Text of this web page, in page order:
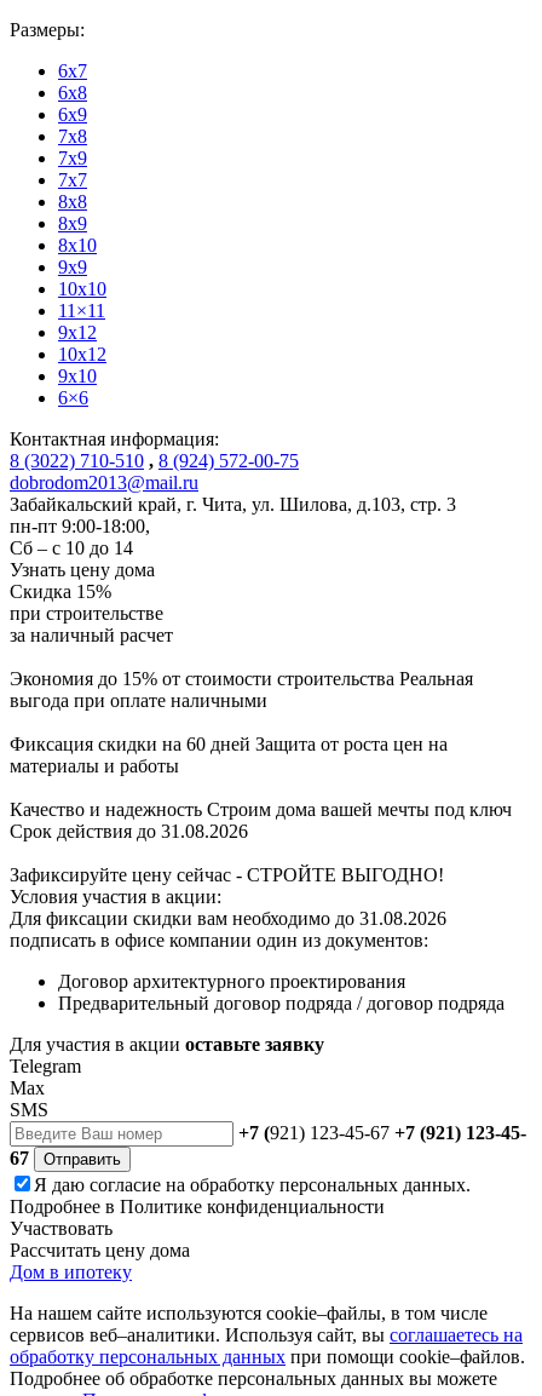
Размеры:
6x7
6x8
6x9
7x8
7x9
7x7
8x8
8x9
8x10
9x9
10x10
11×11
9x12
10x12
9x10
6×6
Контактная информация:
8 (3022) 710-510 , 8 (924) 572-00-75
dobrodom2013@mail.ru
Забайкальский край, г. Чита, ул. Шилова, д.103, стр. 3
пн-пт 9:00-18:00,
Сб – с 10 до 14
Узнать цену дома
Скидка 15%
при строительстве
за наличный расчет
Экономия до 15% от стоимости строительства Реальная
выгода при оплате наличными
Фиксация скидки на 60 дней Защита от роста цен на
материалы и работы
Качество и надежность Строим дома вашей мечты под ключ
Срок действия до 31.08.2026
Зафиксируйте цену сейчас - СТРОЙТЕ ВЫГОДНО!
Условия участия в акции:
Для фиксации скидки вам необходимо до 31.08.2026
подписать в офисе компании один из документов:
Договор архитектурного проектирования
Предварительный договор подряда / договор подряда
Для участия в акции оставьте заявку
Telegram
Max
SMS
+7 (921) 123-45-67 +7 (921) 123-45-
67
Отправить
Я даю согласие на обработку персональных данных.
Подробнее в Политике конфиденциальности
Участвовать
Рассчитать цену дома
Дом в ипотеку
На нашем сайте используются cookie–файлы, в том числе
сервисов веб–аналитики. Используя сайт, вы соглашаетесь на
обработку персональных данных при помощи cookie–файлов.
Подробнее об обработке персональных данных вы можете